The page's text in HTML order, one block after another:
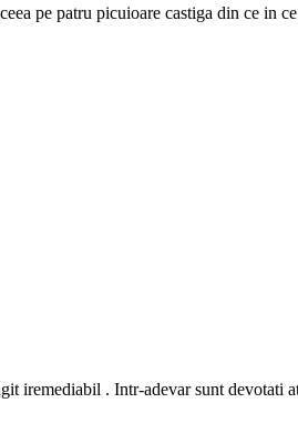
pe patru picuioare castiga din ce in
iremediabil . Intr-adevar sunt devotati